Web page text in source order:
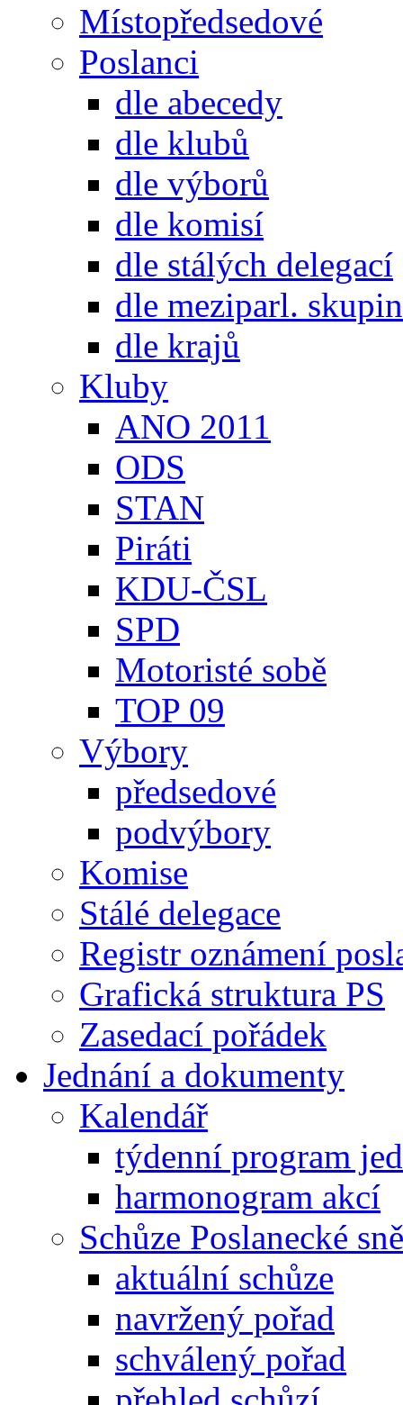
Místopředsedové
Poslanci
dle abecedy
dle klubů
dle výborů
dle komisí
dle stálých delegací
dle meziparl. skupin
dle krajů
Kluby
ANO 2011
ODS
STAN
Piráti
KDU-ČSL
SPD
Motoristé sobě
TOP 09
Výbory
předsedové
podvýbory
Komise
Stálé delegace
Registr oznámení
Grafická struktura PS
Zasedací pořádek
Jednání a dokumenty
Kalendář
týdenní program
harmonogram akcí
Schůze Poslanecké
aktuální schůze
navržený pořad
schválený pořad